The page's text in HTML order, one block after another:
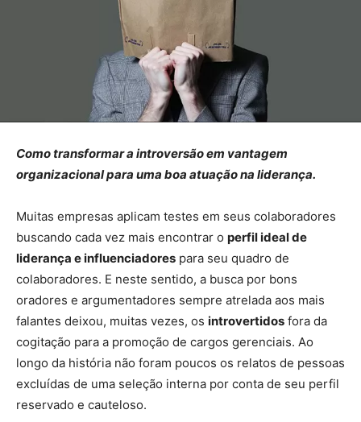
Como transformar a introversão em vantagem
organizacional para uma boa atuação na liderança.
Muitas empresas aplicam testes em seus colaboradores
buscando cada vez mais encontrar o perfil ideal de
liderança e influenciadores para seu quadro de
colaboradores. E neste sentido, a busca por bons
oradores e argumentadores sempre atrelada aos mais
falantes deixou, muitas vezes, os introvertidos fora da
cogitação para a promoção de cargos gerenciais. Ao
longo da história não foram poucos os relatos de pessoas
excluídas de uma seleção interna por conta de seu perfil
reservado e cauteloso.